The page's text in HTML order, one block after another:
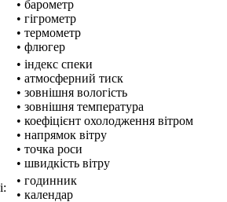
• барометр
• гігрометр
• термометр
• флюгер
• індекс спеки
• атмосферний тиск
• зовнішня вологість
• зовнішня температура
• коефіцієнт охолодження вітром
• напрямок вітру
• точка роси
• швидкість вітру
• годинник
• календар